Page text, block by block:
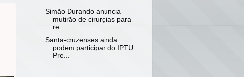
Simão Durando anuncia
mutirão de cirurgias para
re...
Santa-cruzenses ainda
podem participar do IPTU
Pre...